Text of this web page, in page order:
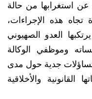
عن استغرابها من حالة
تجاه هذه الإجراءات،
العدو الصهيوني
وموظفي الوكالة
تساؤلات جدية حول مدى
القانونية والأخلاقية